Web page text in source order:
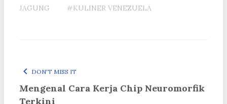
JAGUNG #KULINER VENEZUELA
DON'T MISS IT
Mengenal Cara Kerja Chip Neuromorfik
Terkini